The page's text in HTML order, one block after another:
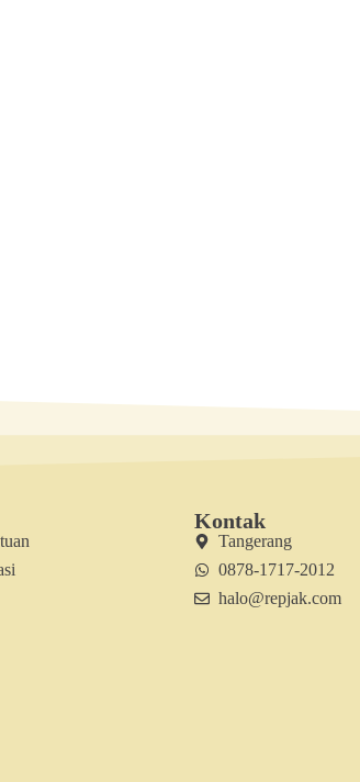
Kontak
Tangerang
0878-1717-2012
halo@repjak.com